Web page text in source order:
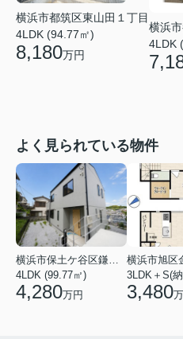
横浜市都筑区東山田１丁目
4LDK (94.77㎡)
8,180万円
横浜
4LDK
よく見られている物件
4LDK (99.77㎡)
4,280万円 3,480